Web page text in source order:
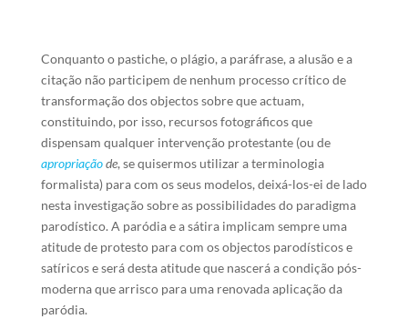
Conquanto o pastiche, o plágio, a paráfrase, a alusão e a
citação não participem de nenhum processo crítico de
transformação dos objectos sobre que actuam,
constituindo, por isso, recursos fotográficos que
dispensam qualquer intervenção protestante (ou de
apropriaçãode, se quisermos utilizar a terminologia
formalista) para com os seus modelos, deixá-los-ei de lado
nesta investigação sobre as possibilidades do paradigma
parodístico. A paródia e a sátira implicam sempre uma
atitude de protesto para com os objectos parodísticos e
satíricos e será desta atitude que nascerá a condição pós-
moderna que arrisco para uma renovada aplicação da
paródia.